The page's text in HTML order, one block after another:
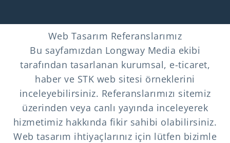
Web Tasarım Referanslarımız
Bu sayfamızdan Longway Media ekibi
tarafından tasarlanan kurumsal, e-ticaret,
haber ve STK web sitesi örneklerini
inceleyebilirsiniz. Referanslarımızı sitemiz
üzerinden veya canlı yayında inceleyerek
hizmetimiz hakkında fikir sahibi olabilirsiniz.
Web tasarım ihtiyaçlarınız için lütfen bizimle